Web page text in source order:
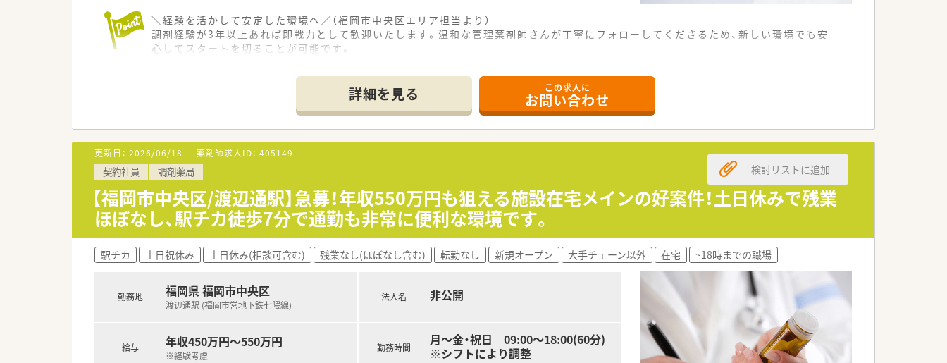
＼経験を活かして安定した環境へ／（福岡市中央区エリア担当より）
調剤経験が3年以上あれば即戦力として歓迎いたします。温和な管理薬剤師さんが丁寧にフォローしてくださるため、新しい環境でも安
心してスタートを切ることが可能です。
【店舗情報と応需状況について】
■渡辺通駅から徒歩すぐの好立地にあり、近隣の総合病院から内科や整形外科など幅広い処方箋を応需しています。
■漢方薬の処方が外来の約4割を占めており、専門医による質の高い医療を提供しているのが大きな特徴といえます。
■施設在宅業務にも注力しており、近隣の高齢者施設への訪問を通じて地域医療に深く貢献できる体制が整っています。
【募集背景と求める人物像について】
■今回は産休および育児休暇を取得するスタッフの代替として、令和10年4月まで活躍いただける正社員を募ります。
■調剤薬局での実務経験が3年以上ある方を求めており、即戦力として周囲と協力しながら働ける方を歓迎します。
■50代までの方を幅広く検討しており、患者様や病院スタッフに対して丁寧かつ誠実な対応ができる方を求めています。
【法人特徴について】
■東京と福岡の2拠点で展開しており、安定した基盤を持ちながら地域に根ざした薬局運営を行っている法人です。
■応需元病院との連携が非常にスムーズで、医師やコメディカルとの良好な関係性が日々の働きやすさを支えています。
■職員の健康を支える福利厚生が充実しており、関連病院での受診料が免除される独自の制度も完備されています。
【勤務実態について】
■勤務時間は8時30分から17時30分までとなっており、変形労働時間制を採用して効率的に運営されています。
■土曜出勤は月に1回程度と少なく、それ以外の土日はしっかりとお休みが取れるためリフレッシュも容易な環境です。
■残業は月平均10時間程度と非常に少ないため、仕事終わりのプライベートな時間を大切に過ごすことができます。
詳細を見る この求人に
お問い合わせ
更新日： 2026/06/18 薬剤師求人ID： 405149
契約社員 調剤薬局
【福岡市中央区/渡辺通駅】急募！年収550万円も狙える施設在宅メインの好案件！土日休みで残業
ほぼなし、駅チカ徒歩7分で通勤も非常に便利な環境です。
検討リストに追加
駅チカ 土日祝休み 土日休み(相談可含む) 残業なし(ほぼなし含む) 転勤なし 新規オープン 大手チェーン以外 在宅 ~18時までの職場
勤務地 福岡県 福岡市中央区
渡辺通駅 (福岡市営地下鉄七隈線)
給与 年収450万円～550万円
※経験考慮
法人名 非公開
勤務時間
月～金・祝日 09:00〜18:00(60分)
※シフトにより調整